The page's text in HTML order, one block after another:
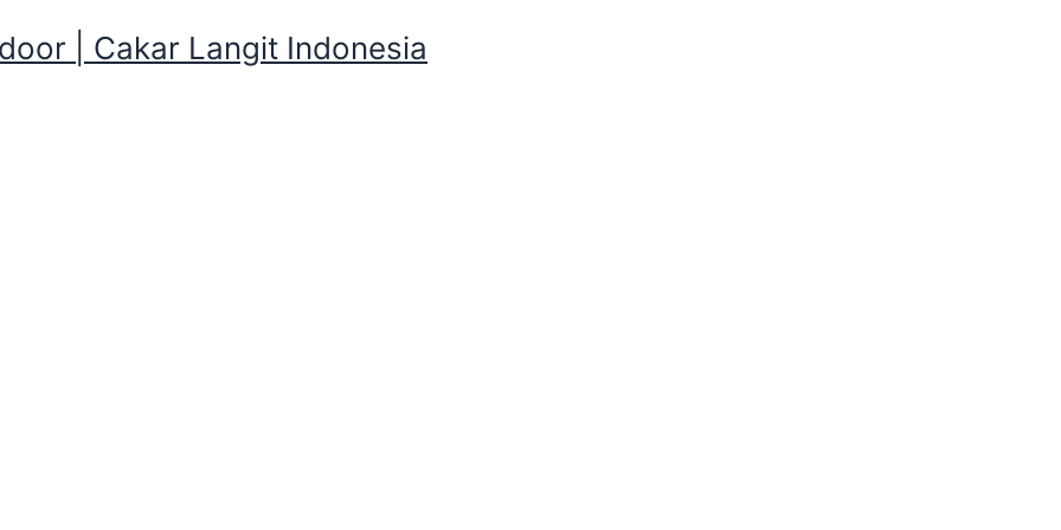
| Cakar Langit Indonesia
Pleton dan Perlengkapan Camping
Selimut, Nesting, tenang di Cakarlangit Indonesia tersedia jumlah Banyak. Apa saja yang berhubungan